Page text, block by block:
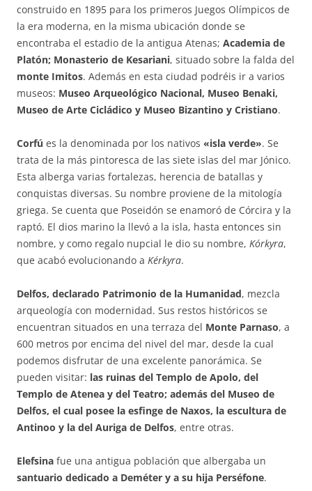
construido en 1895 para los primeros Juegos Olímpicos de
la era moderna, en la misma ubicación donde se
encontraba el estadio de la antigua Atenas; Academia de
Platón; Monasterio de Kesariani, situado sobre la falda del
monte Imitos. Además en esta ciudad podréis ir a varios
museos: Museo Arqueológico Nacional, Museo Benaki,
Museo de Arte Cicládico y Museo Bizantino y Cristiano.
Corfú es la denominada por los nativos «isla verde». Se
trata de la más pintoresca de las siete islas del mar Jónico.
Esta alberga varias fortalezas, herencia de batallas y
conquistas diversas. Su nombre proviene de la mitología
griega. Se cuenta que Poseidón se enamoró de Córcira y la
raptó. El dios marino la llevó a la isla, hasta entonces sin
nombre, y como regalo nupcial le dio su nombre, Kórkyra,
que acabó evolucionando a Kérkyra.
Delfos, declarado Patrimonio de la Humanidad, mezcla
arqueología con modernidad. Sus restos históricos se
encuentran situados en una terraza del Monte Parnaso, a
600 metros por encima del nivel del mar, desde la cual
podemos disfrutar de una excelente panorámica. Se
pueden visitar: las ruinas del Templo de Apolo, del
Templo de Atenea y del Teatro; además del Museo de
Delfos, el cual posee la esfinge de Naxos, la escultura de
Antinoo y la del Auriga de Delfos, entre otras.
Elefsina fue una antigua población que albergaba un
santuario dedicado a Deméter y a su hija Perséfone.